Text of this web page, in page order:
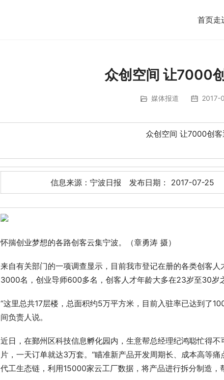
首页走
众创空间 让7000
媒体报道 2017-
众创空间 让7000创
信息来源：宁波日报 发布日期： 2017-07-
怀揣创业梦想的各路创客云集宁波。（章勇涛 摄）
来自有关部门的一项调查显示，目前我市登记在册的各类创客
3000名，创业导师600多名，创客人才年龄大多在23岁至30岁
“这里总共17层楼，总面积约5万平方米，目前入驻率已达到了
间负责人说。
近日，在鄞州区科技信息孵化园内，生意帮总经理纪鸿聪忙得
片，一天订单就达3万套。“瞄准新产品开发周期长、成本高等
代工生态链，利用15000家云工厂数据，将产品进行拆分制造，